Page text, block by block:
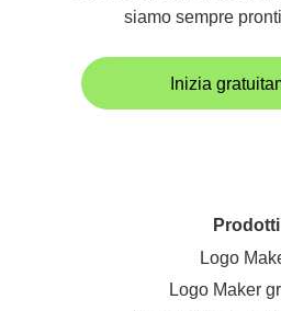
siamo sempre
Inizia
Prodotti
Logo
Logo Maker